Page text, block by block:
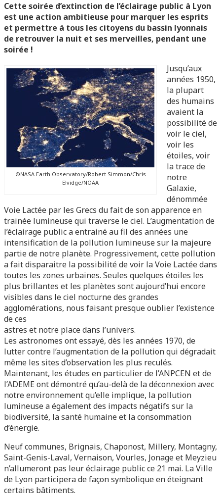
Cette soirée d’extinction de l’éclairage public à Lyon
est une action ambitieuse pour marquer les esprits
et permettre à tous les citoyens du bassin lyonnais
de retrouver la nuit et ses merveilles, pendant une
soirée !
©NASA Earth Observatory/Robert Simmon/Chris
Elvidge/NOAA
Jusqu’aux
années 1950,
la plupart
des humains
avaient la
possibilité de
voir le ciel,
voir les
étoiles, voir
la trace de
notre
Galaxie,
dénommée
Voie Lactée par les Grecs du fait de son apparence en
trainée lumineuse qui traverse le ciel. L’augmentation de
l’éclairage public a entrainé au fil des années une
intensification de la pollution lumineuse sur la majeure
partie de notre planète. Progressivement, cette pollution
a fait disparaitre la possibilité de voir la Voie Lactée dans
toutes les zones urbaines. Seules quelques étoiles les
plus brillantes et les planètes sont aujourd’hui encore
visibles dans le ciel nocturne des grandes
agglomérations, nous faisant presque oublier l’existence
de ces
astres et notre place dans l’univers.
Les astronomes ont essayé, dès les années 1970, de
lutter contre l’augmentation de la pollution qui dégradait
même les sites d’observation les plus reculés.
Maintenant, les études en particulier de l’ANPCEN et de
l’ADEME ont démontré qu’au-delà de la déconnexion avec
notre environnement qu’elle implique, la pollution
lumineuse a également des impacts négatifs sur la
biodiversité, la santé humaine et la consommation
d’énergie.
Neuf communes, Brignais, Chaponost, Millery, Montagny,
Saint-Genis-Laval, Vernaison, Vourles, Jonage et Meyzieu
n’allumeront pas leur éclairage public ce 21 mai. La Ville
de Lyon participera de façon symbolique en éteignant
certains bâtiments.